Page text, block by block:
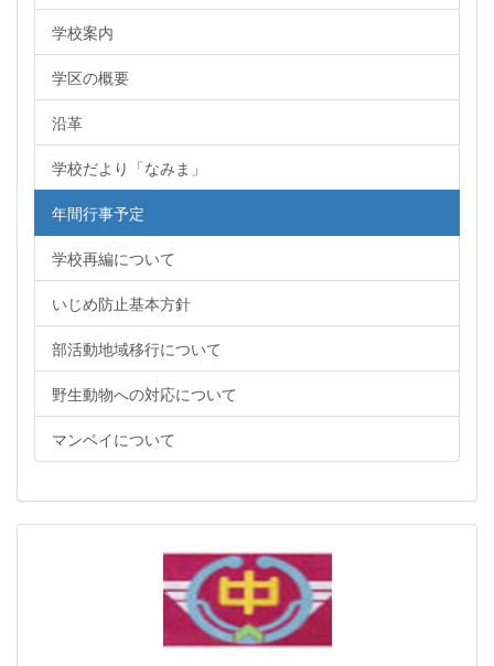
学校案内
学区の概要
沿革
学校だより「なみま」
年間行事予定
学校再編について
いじめ防止基本方針
部活動地域移行について
野生動物への対応について
マンベイについて